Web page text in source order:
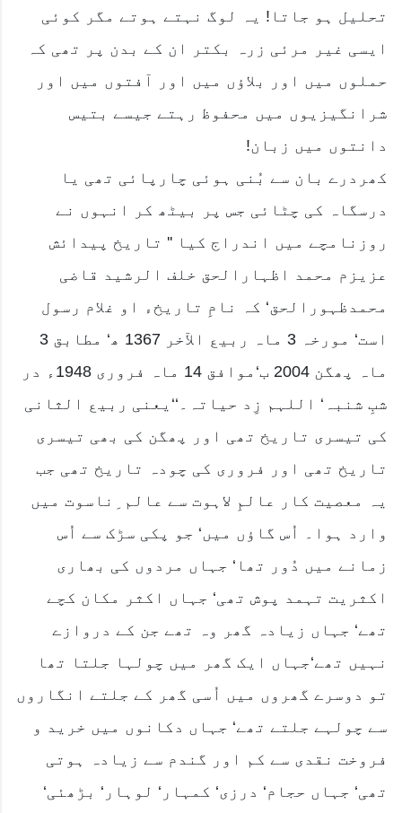
تحلیل ہو جاتا! یہ لوگ نہتے ہوتے مگر کوئی
ایسی غیر مرئی زرہ بکتر ان کے بدن پر تھی کہ
حملوں میں اور بلاؤں میں اور آفتوں میں اور
شرانگیزیوں میں محفوظ رہتے جیسے بتیس
دانتوں میں زبان!
کھردرے بان سے بُنی ہوئی چارپائی تھی یا
درسگاہ کی چٹائی جس پر بیٹھ کر انہوں نے
روزنامچے میں اندراج کیا '' تاریخ پیدائش
عزیزم محمد اظہارالحق خلف الرشید قاضی
محمدظہورالحق‘ کہ نامِ تاریخء او غلام رسول
است‘ مورخہ 3 ماہ ربیع الآخر 1367 ھ‘ مطابق 3
ماہ پھگن 2004 ب‘موافق 14 ماہ فروری 1948ء در
شبِ شنبہ‘ اللہم زِد حیاتہ۔‘‘یعنی ربیع الثانی
کی تیسری تاریخ تھی اور پھگن کی بھی تیسری
تاریخ تھی اور فروری کی چودہ تاریخ تھی جب
یہ معصیت کار عالمِ لاہوت سے عالم ِناسوت میں
وارد ہوا۔ اُس گاؤں میں‘ جو پکی سڑک سے اُس
زمانے میں دُور تھا‘ جہاں مردوں کی بھاری
اکثریت تہمد پوش تھی‘ جہاں اکثر مکان کچے
تھے‘ جہاں زیادہ گھر وہ تھے جن کے دروازے
نہیں تھے‘جہاں ایک گھر میں چولہا جلتا تھا
تو دوسرے گھروں میں اُسی گھر کے جلتے انگاروں
سے چولہے جلتے تھے‘ جہاں دکانوں میں خرید و
فروخت نقدی سے کم اور گندم سے زیادہ ہوتی
تھی‘ جہاں حجام‘ درزی‘ کمہار‘ لوہار‘ بڑھئی‘